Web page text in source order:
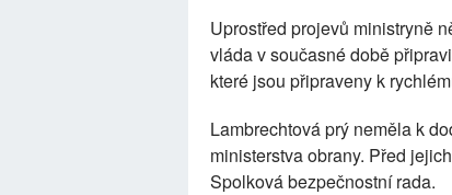
Uprostřed projevů ministryně
vláda v současné době
které jsou připraveny k
Lambrechtová prý neměla k
ministerstva obrany. Před
Spolková bezpečnostní rada.